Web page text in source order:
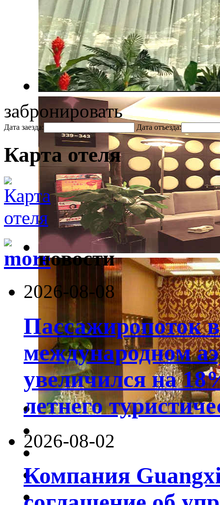
забронировать
Дата заезда: Дата отъезда:
Карта отеля
новости
2026-08-08
Пассажиропоток
международном
увеличился на
летнего
2026-08-02
Компания